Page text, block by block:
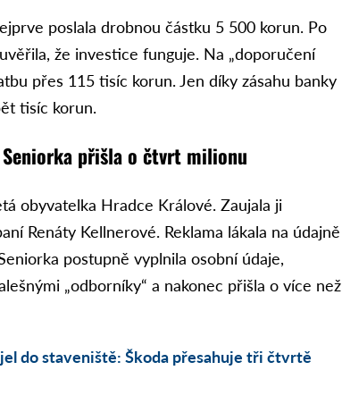
poslala drobnou částku 5 500 korun. Po
že investice funguje. Na „doporučení
přes 115 tisíc korun. Jen díky zásahu banky
tisíc korun.
přišla o čtvrt milionu
obyvatelka Hradce Králové. Zaujala ji
Renáty Kellnerové. Reklama lákala na údajně
postupně vyplnila osobní údaje,
„odborníky“ a nakonec přišla o více než
do staveniště: Škoda přesahuje tři čtvrtě